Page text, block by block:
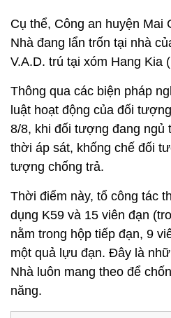
Cụ thể, Công an huyện Mai
Nhà đang lẩn trốn tại nhà
V.A.D. trú tại xóm Hang Kia
Thông qua các biện pháp
luật hoạt động của đối
8/8, khi đối tượng đang ngủ
thời áp sát, khống chế đối
tượng chống trả.
Thời điểm này, tổ công tác
dụng K59 và 15 viên đạn
nằm trong hộp tiếp đạn, 9
một quả lựu đạn. Đây là
Nhà luôn mang theo để
năng.